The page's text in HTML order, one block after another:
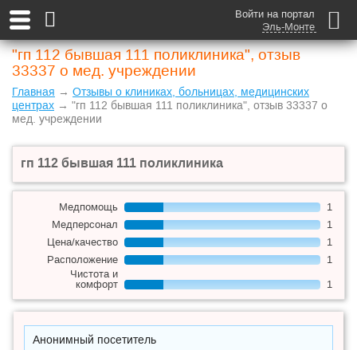
Войти на портал
Эль-Монте
"гп 112 бывшая 111 поликлиника", отзыв
33337 о мед. учреждении
Главная → Отзывы о клиниках, больницах, медицинских
центрах → "гп 112 бывшая 111 поликлиника", отзыв 33337 о
мед. учреждении
гп 112 бывшая 111 поликлиника
Медпомощь
1
Медперсонал
1
Цена/качество
1
Расположение
1
Чистота и
комфорт
1
Анонимный посетитель